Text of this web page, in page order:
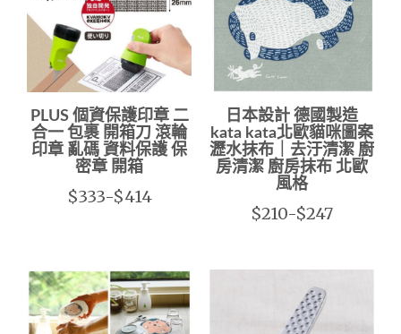
PLUS 個資保護印章 二
合一 包裹 開箱刀 滾輪
印章 亂碼 資料保護 保
密章 開箱
$333-$414
日本設計 德國製造
kata kata北歐貓咪圖案
瀝水抹布｜去汙清潔 廚
房清潔 廚房抹布 北歐
風格
$210-$247